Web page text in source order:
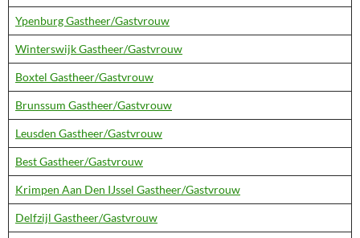
Ypenburg Gastheer/Gastvrouw
Winterswijk Gastheer/Gastvrouw
Boxtel Gastheer/Gastvrouw
Brunssum Gastheer/Gastvrouw
Leusden Gastheer/Gastvrouw
Best Gastheer/Gastvrouw
Krimpen Aan Den IJssel Gastheer/Gastvrouw
Delfzijl Gastheer/Gastvrouw